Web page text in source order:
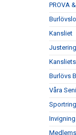
PROVA
Kansliet
Burlövs
Våra